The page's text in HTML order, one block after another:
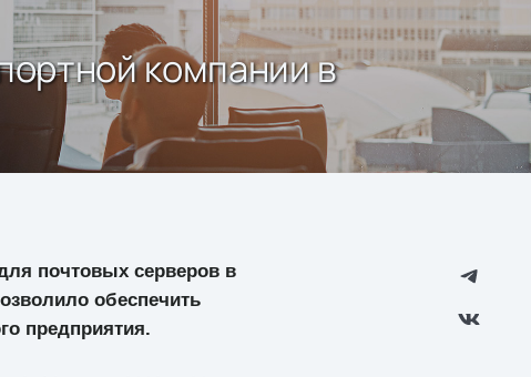
компании в
почтовых серверов в
обеспечить
предприятия.